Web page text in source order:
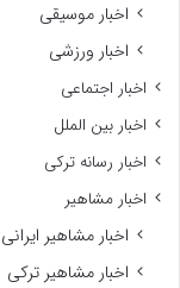
اخبار موسیقی
اخبار ورزشی
اخبار اجتماعی
اخبار بین الملل
اخبار رسانه ترکی
اخبار مشاهیر
اخبار مشاهیر ایرانی
اخبار مشاهیر ترکی